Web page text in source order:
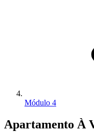
Módulo 4
Apartamento À